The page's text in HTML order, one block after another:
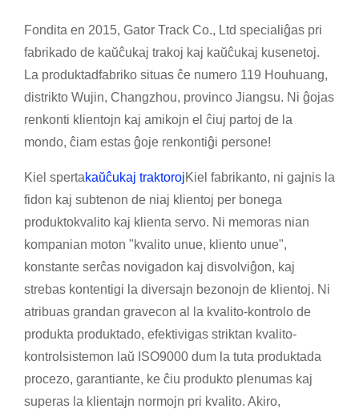
Fondita en 2015, Gator Track Co., Ltd specialiĝas pri
fabrikado de kaŭĉukaj trakoj kaj kaŭĉukaj kusenetoj.
La produktadfabriko situas ĉe numero 119 Houhuang,
distrikto Wujin, Changzhou, provinco Jiangsu. Ni ĝojas
renkonti klientojn kaj amikojn el ĉiuj partoj de la
mondo, ĉiam estas ĝoje renkontiĝi persone!
Kiel spertakaŭĉukaj traktorojKiel fabrikanto, ni gajnis la
fidon kaj subtenon de niaj klientoj per bonega
produktokvalito kaj klienta servo. Ni memoras nian
kompanian moton "kvalito unue, kliento unue",
konstante serĉas novigadon kaj disvolviĝon, kaj
strebas kontentigi la diversajn bezonojn de klientoj. Ni
atribuas grandan gravecon al la kvalito-kontrolo de
produkta produktado, efektivigas striktan kvalito-
kontrolsistemon laŭ ISO9000 dum la tuta produktada
procezo, garantiante, ke ĉiu produkto plenumas kaj
superas la klientajn normojn pri kvalito. Akiro,